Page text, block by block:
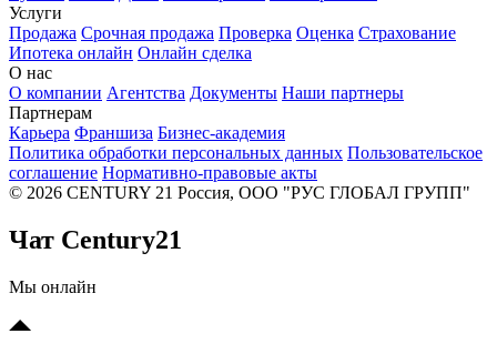
Услуги
Продажа Срочная продажа Проверка Оценка Страхование
Ипотека онлайн Онлайн сделка
О нас
О компании Агентства Документы Наши партнеры
Партнерам
Карьера Франшиза Бизнес-академия
Политика обработки персональных данных Пользовательское
соглашение Нормативно-правовые акты
© 2026 CENTURY 21 Россия, ООО "РУС ГЛОБАЛ ГРУПП"
Чат Century21
Мы онлайн